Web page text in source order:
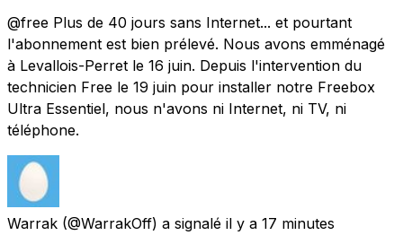
@free Plus de 40 jours sans Internet... et pourtant
l'abonnement est bien prélevé. Nous avons emménagé
à Levallois-Perret le 16 juin. Depuis l'intervention du
technicien Free le 19 juin pour installer notre Freebox
Ultra Essentiel, nous n'avons ni Internet, ni TV, ni
téléphone.
Warrak (@WarrakOff) a signalé il y a 17 minutes